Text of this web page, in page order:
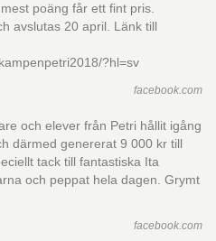
poäng får ett fint pris.
avslutas 20 april. Länk till
?hl=sv
facebook.com
och elever från Petri hållit igång
därmed genererat 9 000 kr till
tack till fantastiska Ita
och peppat hela dagen. Grymt
facebook.com